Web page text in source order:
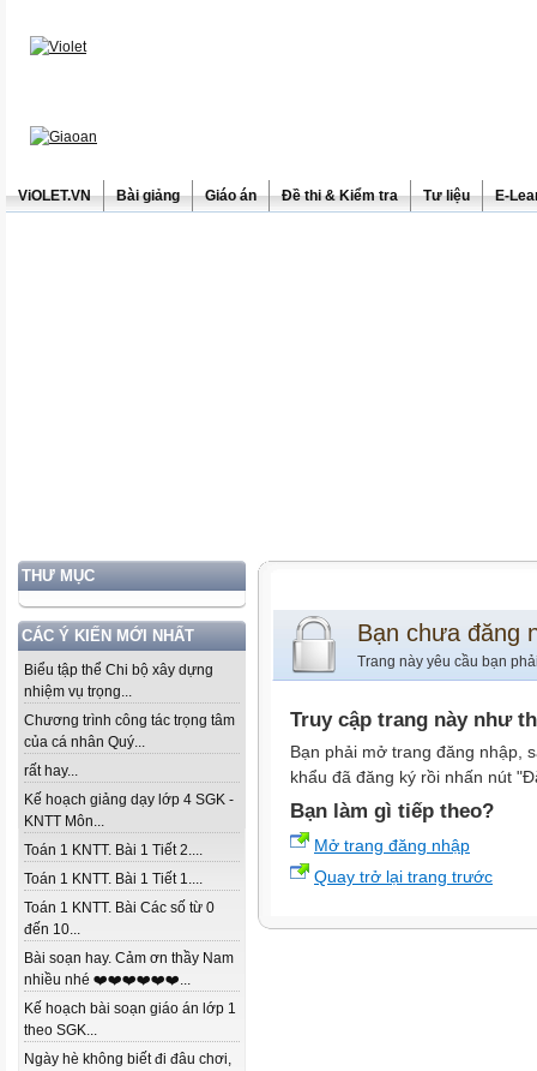
ViOLET.VN Bài giảng Giáo án Đề thi & Kiểm tra Tư liệu E-
THƯ MỤC
CÁC Ý KIẾN MỚI NHẤT
Biểu tập thể Chi bộ xây dựng
nhiệm vụ trọng...
Chương trình công tác trọng tâm
của cá nhân Quý...
rất hay...
Kế hoạch giảng dạy lớp 4 SGK -
KNTT Môn...
Toán 1 KNTT. Bài 1 Tiết 2....
Toán 1 KNTT. Bài 1 Tiết 1....
Toán 1 KNTT. Bài Các số từ 0
đến 10...
Bài soạn hay. Cảm ơn thầy Nam
nhiều nhé ❤️❤️❤️❤️❤️❤️...
Kế hoạch bài soạn giáo án lớp 1
theo SGK...
Ngày hè không biết đi đâu chơi,
Bạn chưa đăng
Trang này yêu cầu bạn
Truy cập trang này như
Bạn phải mở trang đăng nhập,
khẩu đã đăng ký rồi nhấn nút
Bạn làm gì tiếp theo?
Mở trang đăng nhập
Quay trở lại trang trước